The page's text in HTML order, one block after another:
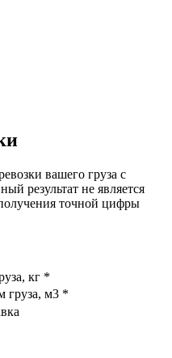
вашего груза с
результат не является
точной цифры
кг *
груза, м3 *